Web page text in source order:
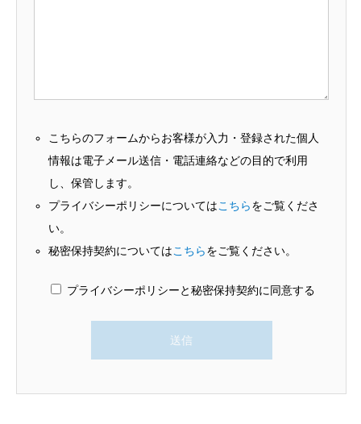
こちらのフォームからお客様が入力・登録された個人
情報は電子メール送信・電話連絡などの目的で利用
し、保管します。
プライバシーポリシーについてはこちらをご覧くださ
い。
秘密保持契約についてはこちらをご覧ください。
プライバシーポリシーと秘密保持契約に同意する